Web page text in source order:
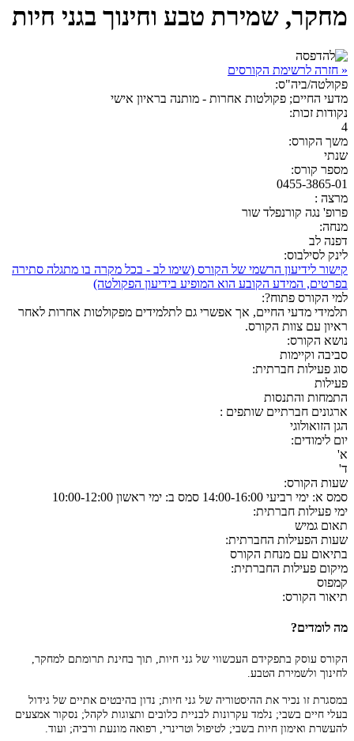
מחקר, שמירת טבע וחינוך בגני חיות
« חזרה לרשימת הקורסים
פקולטה/ביה"ס:
מדעי החיים; פקולטות אחרות - מותנה בראיון אישי
נקודות זכות:
4
משך הקורס:
שנתי
מספר קורס:
0455-3865-01
מרצה :
פרופ' נגה קורנפלד שור
מנחה:
דפנה לב
לינק לסילבוס:
קישור לידיעון הרשמי של הקורס (שימו לב - בכל מקרה בו מתגלה סתירה
בפרטים, המידע הקובע הוא המופיע בידיעון הפקולטה)
למי הקורס פתוח?:
תלמידי מדעי החיים, אך אפשרי גם לתלמידים מפקולטות אחרות לאחר
ראיון עם צוות הקורס.
נושא הקורס:
סביבה וקיימות
סוג פעילות חברתית:
פעילות
התמחות והתנסות
ארגונים חברתיים שותפים :
הגן הזואולוגי
יום לימודים:
א'
ד'
שעות הקורס:
סמס א: ימי רביעי 14:00-16:00 סמס ב: ימי ראשון 10:00-12:00
ימי פעילות חברתית:
תאום גמיש
שעות הפעילות החברתית:
בתיאום עם מנחת הקורס
מיקום פעילות החברתית:
קמפוס
תיאור הקורס:
מה לומדים?
הקורס עוסק בתפקידם העכשווי של גני חיות, תוך בחינת תרומתם למחקר,
לחינוך ולשמירת הטבע.
במסגרת זו נכיר את ההיסטוריה של גני חיות; נדון בהיבטים אתיים של גידול
בעלי חיים בשבי; נלמד עקרונות לבניית כלובים ותצוגות לקהל; נסקור אמצעים
להעשרת ואימון חיות בשבי; לטיפול וטרינרי, רפואה מונעת ורביה; ועוד.